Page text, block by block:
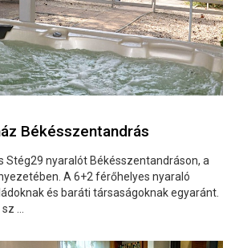
Békésszentandrás
Stég29 nyaralót Békésszentandráson, a
A 6+2 férőhelyes nyaraló
és baráti társaságoknak egyaránt.
...